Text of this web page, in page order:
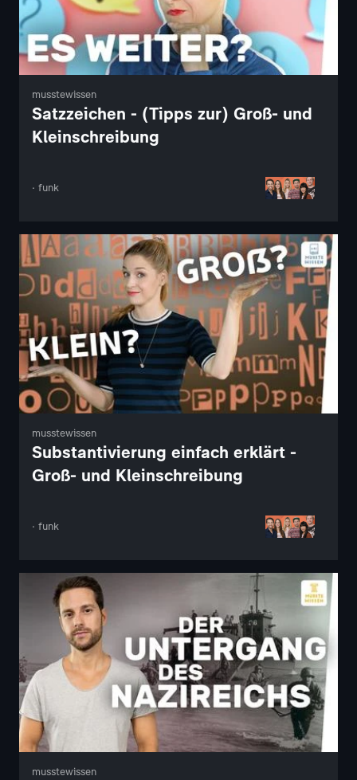
musstewissen
Satzzeichen - (Tipps zur) Groß- und
Kleinschreibung
· funk
musstewissen
Substantivierung einfach erklärt -
Groß- und Kleinschreibung
· funk
musstewissen